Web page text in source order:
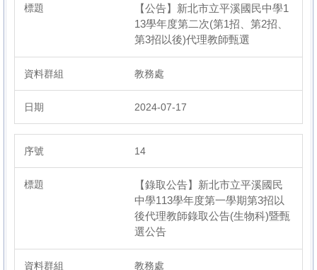
【公告】新北市立平溪國民中學1
13學年度第二次(第1招、第2招、
第3招以後)代理教師甄選
教務處
2024-07-17
14
【錄取公告】新北市立平溪國民
中學113學年度第一學期第3招以
後代理教師錄取公告(生物科)暨甄
選公告
教務處